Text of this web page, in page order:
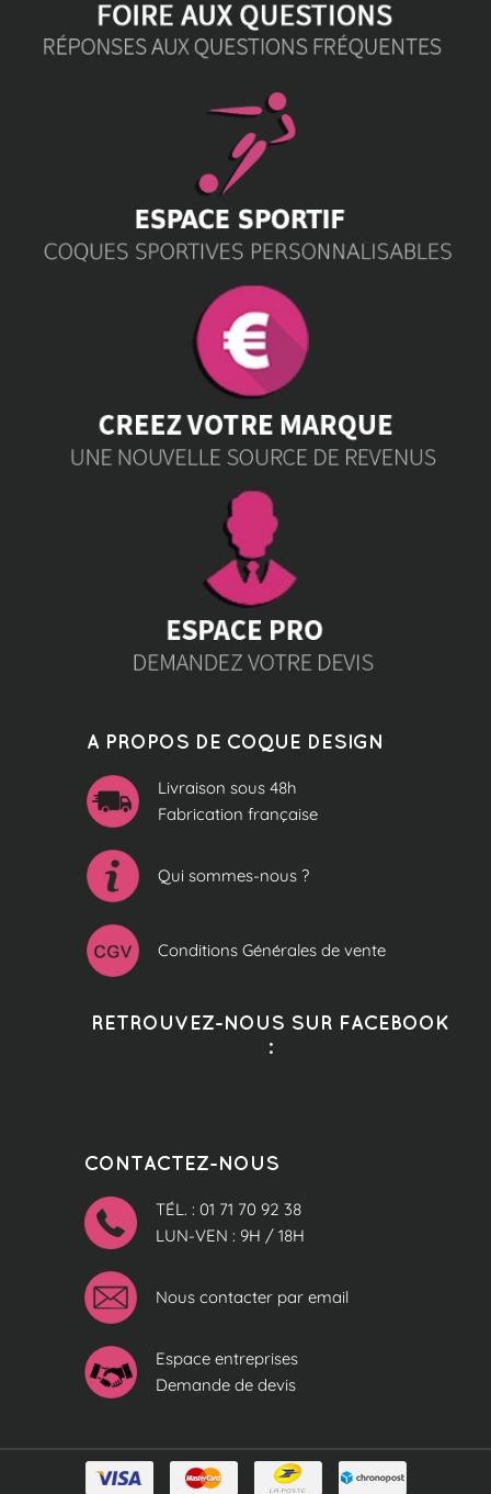
A PROPOS DE COQUE DESIGN
Livraison sous 48h
Fabrication française
Qui sommes-nous ?
Conditions Générales de vente
RETROUVEZ-NOUS SUR FACEBOOK
:
CONTACTEZ-NOUS
TÉL. : 01 71 70 92 38
LUN-VEN : 9H / 18H
Nous contacter par email
Espace entreprises
Demande de devis